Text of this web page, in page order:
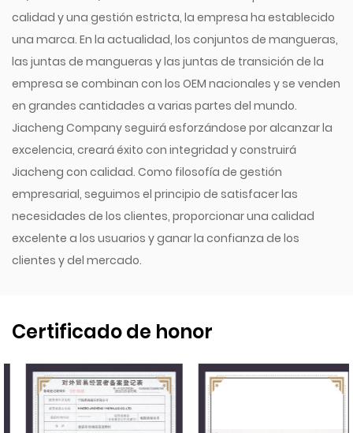
calidad y una gestión estricta, la empresa ha establecido
una marca. En la actualidad, los conjuntos de mangueras,
las juntas de mangueras y las juntas de transición de la
empresa se combinan con los OEM nacionales y se venden
en grandes cantidades a varias partes del mundo.
Jiacheng Company seguirá esforzándose por alcanzar la
excelencia, creará éxito con integridad y construirá
Jiacheng con calidad. Como filosofía de gestión
empresarial, seguimos el principio de satisfacer las
necesidades de los clientes, proporcionar una calidad
excelente a los usuarios y ganar la confianza de los
clientes y del mercado.
Certificado de honor